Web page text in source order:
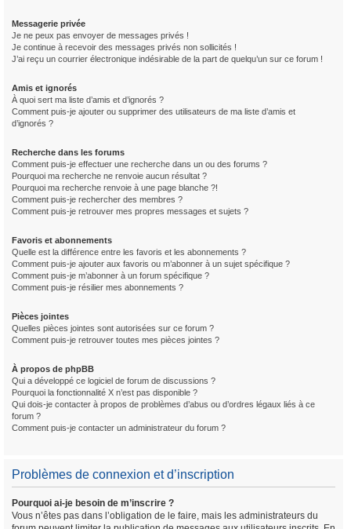
Messagerie privée
Je ne peux pas envoyer de messages privés !
Je continue à recevoir des messages privés non sollicités !
J’ai reçu un courrier électronique indésirable de la part de quelqu’un sur ce forum !
Amis et ignorés
À quoi sert ma liste d’amis et d’ignorés ?
Comment puis-je ajouter ou supprimer des utilisateurs de ma liste d’amis et
d’ignorés ?
Recherche dans les forums
Comment puis-je effectuer une recherche dans un ou des forums ?
Pourquoi ma recherche ne renvoie aucun résultat ?
Pourquoi ma recherche renvoie à une page blanche ?!
Comment puis-je rechercher des membres ?
Comment puis-je retrouver mes propres messages et sujets ?
Favoris et abonnements
Quelle est la différence entre les favoris et les abonnements ?
Comment puis-je ajouter aux favoris ou m’abonner à un sujet spécifique ?
Comment puis-je m’abonner à un forum spécifique ?
Comment puis-je résilier mes abonnements ?
Pièces jointes
Quelles pièces jointes sont autorisées sur ce forum ?
Comment puis-je retrouver toutes mes pièces jointes ?
À propos de phpBB
Qui a développé ce logiciel de forum de discussions ?
Pourquoi la fonctionnalité X n’est pas disponible ?
Qui dois-je contacter à propos de problèmes d’abus ou d’ordres légaux liés à ce
forum ?
Comment puis-je contacter un administrateur du forum ?
Problèmes de connexion et d’inscription
Pourquoi ai-je besoin de m’inscrire ?
Vous n’êtes pas dans l’obligation de le faire, mais les administrateurs du